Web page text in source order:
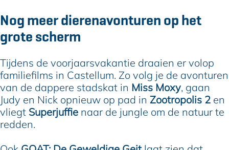
Nog meer dierenavonturen op het
grote scherm
Tijdens de voorjaarsvakantie draaien er volop
familiefilms in Castellum. Zo volg je de avonturen
van de dappere stadskat in Miss Moxy, gaan
Judy en Nick opnieuw op pad in Zootropolis 2 en
vliegt Superjuffie naar de jungle om de natuur te
redden.